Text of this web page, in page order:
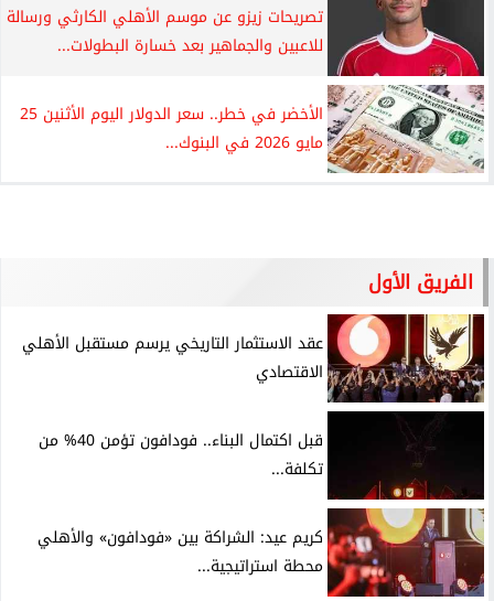
تصريحات زيزو عن موسم الأهلي الكارثي ورسالة
للاعبين والجماهير بعد خسارة البطولات...
الأخضر في خطر.. سعر الدولار اليوم الأثنين 25
مايو 2026 في البنوك...
الفريق الأول
عقد الاستثمار التاريخي يرسم مستقبل الأهلي
الاقتصادي
قبل اكتمال البناء.. فودافون تؤمن 40% من
تكلفة...
كريم عيد: الشراكة بين «فودافون» والأهلي
محطة استراتيجية...